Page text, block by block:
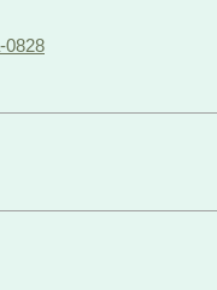
0828